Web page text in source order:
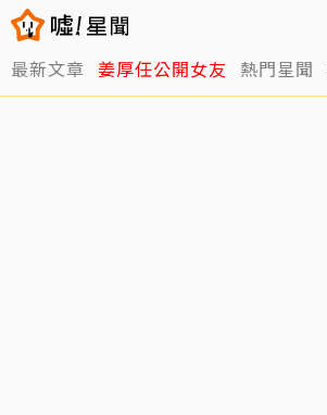
最新文章 姜厚任公開女友 熱門星聞